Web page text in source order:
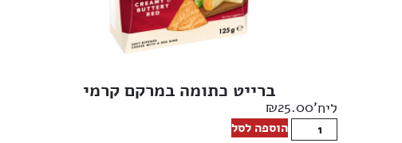
ברייט כתומה במרקם קרמי
ליח' ₪25.00
הוספה לסל